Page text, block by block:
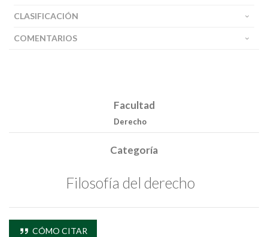
CLASIFICACIÓN
COMENTARIOS
Facultad
Derecho
Categoría
Filosofía del derecho
CÓMO CITAR